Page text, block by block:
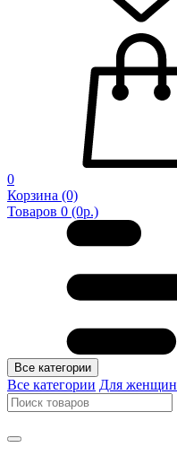
0
Корзина (0)
Товаров 0 (0р.)
Все категории
Все категории Для женщин